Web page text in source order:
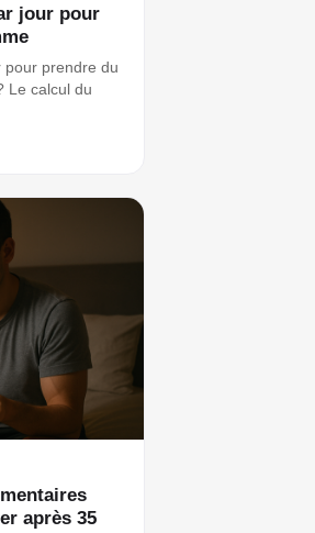
jour pour
pour prendre du
Le calcul du
après 35